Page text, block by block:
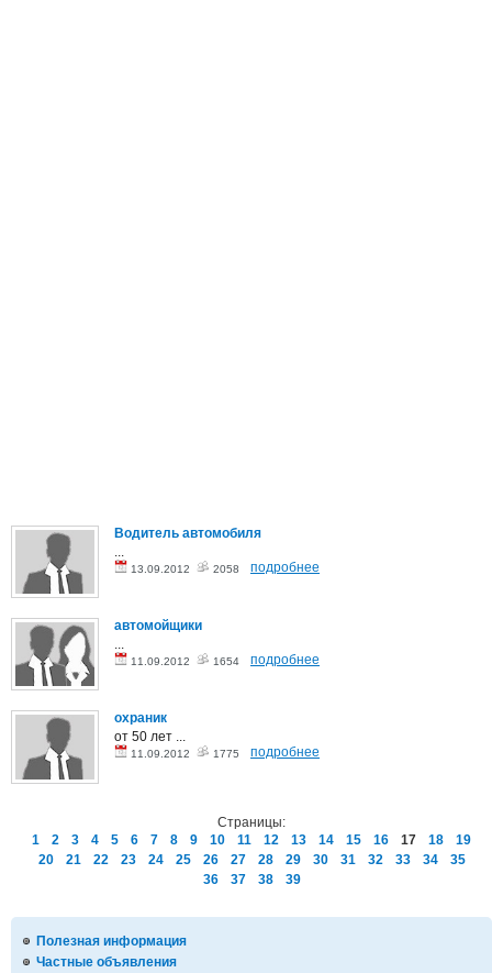
Полезная информация
Частные объявления
Водитель автомобиля
13.09.2012 2058 подробнее
автомойщики
...
11.09.2012 1654 подробнее
охраник
от 50 лет ...
11.09.2012 1775 подробнее
Страницы:
1
2 3 4 5 6 7 8 9 10 11 12 13 14 15 16 17 18
19
20
21 22 23 24 25 26 27 28 29 30 31 32 33 34
35
36
37 38 39